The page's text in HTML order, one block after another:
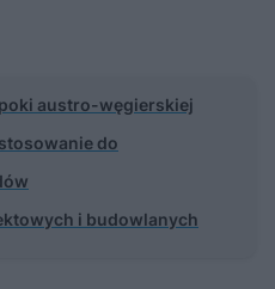
austro-węgierskiej
do
i budowlanych